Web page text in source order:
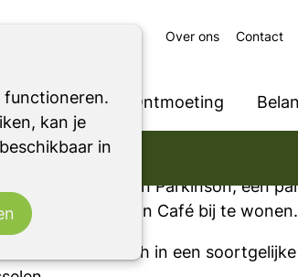
functioneren.
kan je
in
Ontmoeting
Over ons Contact
wonen
wonen
buitenland wonen
met de ziekte van Parkinson, een
fysiek Parkinson Café bij te wonen.
u anderen die zich in een